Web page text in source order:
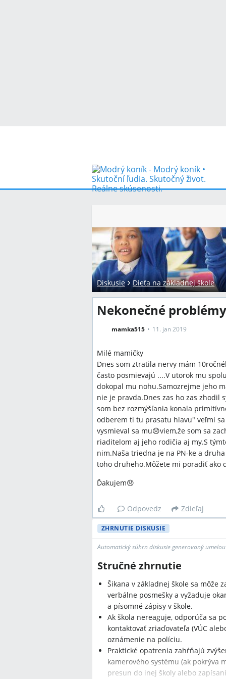
Diskusie Dieťa na základnej škole
Nekonečné
mamka515 11. jan 2019
Milé mamičky
Dnes som ztratila nervy mám
často posmievajú ....V utorok mu
dokopal mu nohu.Samozrejme jeho
nie je pravda.Dnes zas ho zas zhodil
som bez rozmýšľania konala
odberem ti tu prasatu hlavu" veľmi
vysmieval sa mu😞viem,že som sa
riaditelom aj jeho rodičia aj my.S
nim.Naša triedna je na PN-ke a
toho druheho.Môžete mi poradiť ako
Ďakujem😞
Odpovedz Zdieľaj
ZHRNUTIE DISKUSIE
Automatický súhrn diskusie generovaný
Stručné zhrnutie
Šikana v základnej škole sa môže
verbálne posmešky a vyžaduje
a písomné zápisy v škole.
Ak škola nereaguje, odporúča sa
kontaktovať zriaďovateľa (VÚC
oznámenie na políciu.
Praktické opatrenia zahŕňajú
kamerového systému (ak pokrýva
presun do inej školy alebo